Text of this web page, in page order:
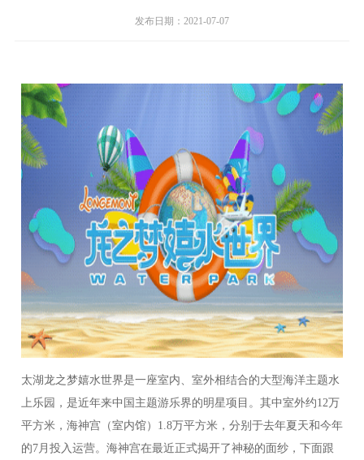
发布日期：2021-07-07
太湖龙之梦嬉水世界是一座室内、室外相结合的大型海洋主题水
上乐园，是近年来中国主题游乐界的明星项目。其中室外约12万
平方米，海神宫（室内馆）1.8万平方米，分别于去年夏天和今年
的7月投入运营。海神宫在最近正式揭开了神秘的面纱，下面跟